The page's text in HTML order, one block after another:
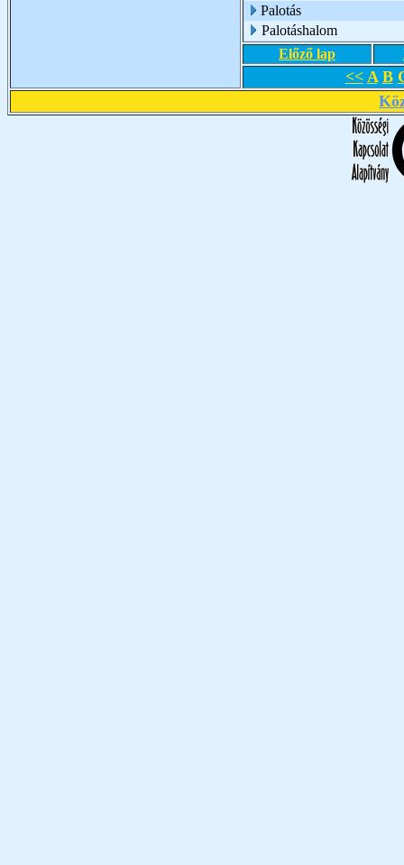
Palotás
Palotáshalom
Előző lap
<< A B